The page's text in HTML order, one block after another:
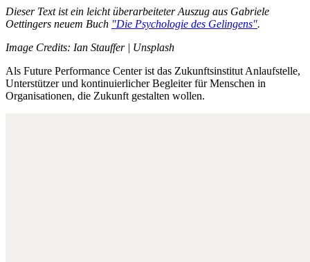
Dieser Text ist ein leicht überarbeiteter Auszug aus Gabriele
Oettingers neuem Buch "Die Psychologie des Gelingens".
Image Credits: Ian Stauffer | Unsplash
Als Future Performance Center ist das Zukunftsinstitut Anlaufstelle,
Unterstützer und kontinuierlicher Begleiter für Menschen in
Organisationen, die Zukunft gestalten wollen.